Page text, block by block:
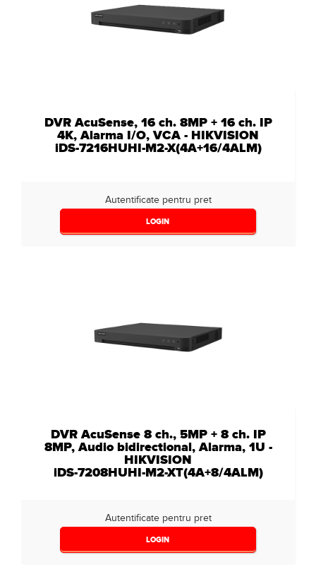
DVR AcuSense, 16 ch. 8MP + 16 ch. IP
4K, Alarma I/O, VCA - HIKVISION
iDS-7216HUHI-M2-X(4A+16/4ALM)
Autentificate pentru pret
LOGIN
DVR AcuSense 8 ch., 5MP + 8 ch. IP
8MP, Audio bidirectional, Alarma, 1U -
HIKVISION
iDS-7208HUHI-M2-XT(4A+8/4ALM)
Autentificate pentru pret
LOGIN